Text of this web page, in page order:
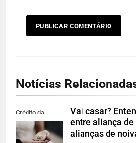
Notícias
Crédito da
imagem: Pexels
Vai casar?
entre aliança de
alianças de